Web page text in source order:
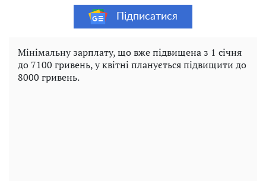
Підписатися
Мінімальну зарплату, що вже підвищена з 1 січня
до 7100 гривень, у квітні планується підвищити до
8000 гривень.